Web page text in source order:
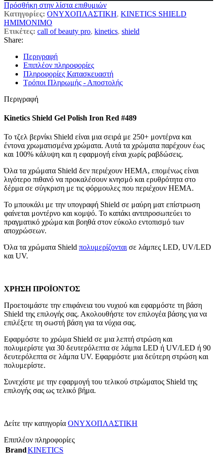
Πρόσθήκη στην λίστα επιθυμιών
Κατηγορίες: ΟΝΥΧΟΠΛΑΣΤΙΚΗ, KINETICS SHIELD
ΗΜΙΜΟΝΙΜΟ
Ετικέτες: call of beauty pro, kinetics, shield
Share:
Περιγραφή
Επιπλέον πληροφορίες
Πληροφορίες Κατασκευαστή
Τρόποι Πληρωμής - Αποστολής
Περιγραφή
Kinetics Shield Gel Polish Iron Red #489
Το τζελ βερνίκι Shield είναι μια σειρά με 250+ μοντέρνα και
έντονα χρωματισμένα χρώματα. Αυτά τα χρώματα παρέχουν έως
και 100% κάλυψη και η εφαρμογή είναι χωρίς ραβδώσεις.
Όλα τα χρώματα Shield δεν περιέχουν HEMA, επομένως είναι
λιγότερο πιθανό να προκαλέσουν κνησμό και ερυθρότητα στο
δέρμα σε σύγκριση με τις φόρμουλες που περιέχουν HEMA.
Το μπουκάλι με την υπογραφή Shield σε μαύρη ματ επίστρωση
φαίνεται μοντέρνο και κομψό. Το καπάκι αντιπροσωπεύει το
πραγματικό χρώμα και βοηθά στον εύκολο εντοπισμό των
αποχρώσεων.
Όλα τα χρώματα Shield πολυμερίζονται σε λάμπες LED, UV/LED
και UV.
ΧΡΗΣΗ ΠΡΟΪΟΝΤΟΣ
Προετοιμάστε την επιφάνεια του νυχιού και εφαρμόστε τη βάση
Shield της επιλογής σας. Ακολουθήστε τον επιλογέα βάσης για να
επιλέξετε τη σωστή βάση για τα νύχια σας.
Εφαρμόστε το χρώμα Shield σε μια λεπτή στρώση και
πολυμερίστε για 30 δευτερόλεπτα σε λάμπα LED ή UV/LED ή 90
δευτερόλεπτα σε λάμπα UV. Εφαρμόστε μια δεύτερη στρώση και
πολυμερίστε.
Συνεχίστε με την εφαρμογή του τελικού στρώματος Shield της
επιλογής σας ως τελικό βήμα.
Δείτε την κατηγορία ΟΝΥΧΟΠΛΑΣΤΙΚΗ
Επιπλέον πληροφορίες
BrandKINETICS